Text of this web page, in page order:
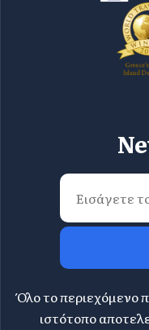
Όλο το περιεχόμενο
ιστότοπο